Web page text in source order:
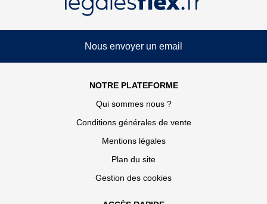
Nous envoyer un email
NOTRE PLATEFORME
Qui sommes nous ?
Conditions générales de vente
Mentions légales
Plan du site
Gestion des cookies